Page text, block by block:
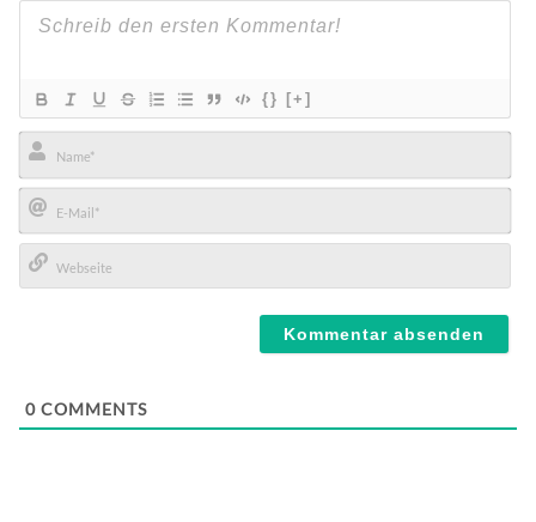
{} [+]
Name*
E-
Mail*
0 COMMENTS